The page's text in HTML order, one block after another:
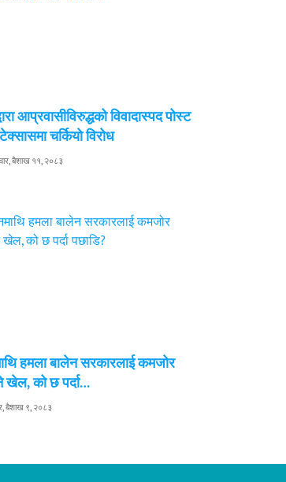
आप्रवासीविरुद्धको विवादास्पद पोस्ट
चर्कियो विरोध
बैशाख ११, २०८३
हमला बालेन सरकारलाई कमजोर
खेल, को छ पर्दा…
बैशाख ९, २०८३